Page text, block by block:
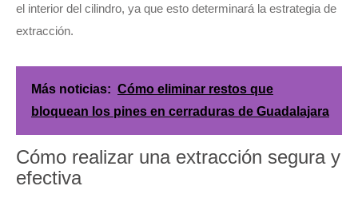
el interior del cilindro, ya que esto determinará la estrategia de
extracción.
Más noticias: Cómo eliminar restos que
bloquean los pines en cerraduras de Guadalajara
Cómo realizar una extracción segura y
efectiva